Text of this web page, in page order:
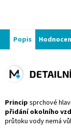
Popis
Princip sprchové
přidání okolního
průtoku vody nemá